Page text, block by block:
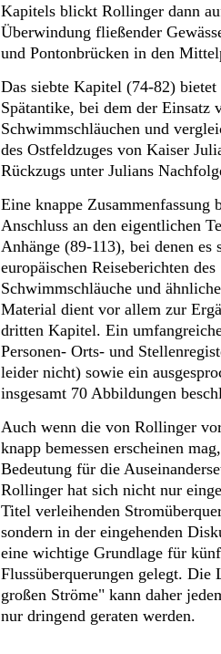
Kapitels blickt Rollinger dann
Überwindung fließender
und Pontonbrücken in den
Das siebte Kapitel (74-82)
Spätantike, bei dem der Einsatz
Schwimmschläuchen und
des Ostfeldzuges von Kaiser
Rückzugs unter Julians
Eine knappe
Anschluss an den eigentlichen
Anhänge (89-113), bei denen es
europäischen Reiseberichten
Schwimmschläuche und
Material dient vor allem zur
dritten Kapitel. Ein
Personen- Orts- und
leider nicht) sowie ein
insgesamt 70 Abbildungen
Auch wenn die von Rollinger
knapp bemessen erscheinen
Bedeutung für die
Rollinger hat sich nicht nur
Titel verleihenden
sondern in der eingehenden
eine wichtige Grundlage für
Flussüberquerungen gelegt.
großen Ströme" kann daher
nur dringend geraten werden.